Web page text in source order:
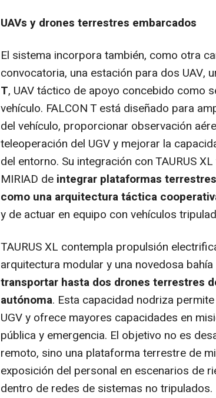
UAVs y drones terrestres embarcados
El sistema incorpora también, como otra
convocatoria, una estación para dos UAV,
T, UAV táctico de apoyo concebido como
vehículo. FALCON T está diseñado para
del vehículo, proporcionar observación
teleoperación del UGV y mejorar la
del entorno. Su integración con TAURUS
MIRIAD de integrar plataformas
como una arquitectura táctica
y de actuar en equipo con vehículos
TAURUS XL contempla propulsión
arquitectura modular y una novedosa
transportar hasta dos drones terrestres
autónoma. Esta capacidad nodriza
UGV y ofrece mayores capacidades en
pública y emergencia. El objetivo no es
remoto, sino una plataforma terrestre de
exposición del personal en escenarios de
dentro de redes de sistemas no tripulados.